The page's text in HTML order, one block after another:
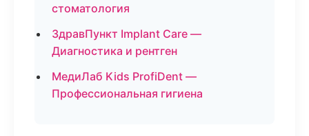
стоматология
ЗдравПункт Implant Care —
Диагностика и рентген
МедиЛаб Kids ProfiDent —
Профессиональная гигиена